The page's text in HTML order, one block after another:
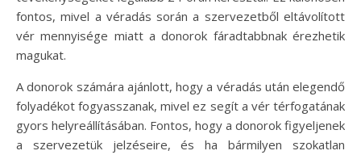
fontos, mivel a véradás során a szervezetből eltávolított
vér mennyisége miatt a donorok fáradtabbnak érezhetik
magukat.
A donorok számára ajánlott, hogy a véradás után elegendő
folyadékot fogyasszanak, mivel ez segít a vér térfogatának
gyors helyreállításában. Fontos, hogy a donorok figyeljenek
a szervezetük jelzéseire, és ha bármilyen szokatlan